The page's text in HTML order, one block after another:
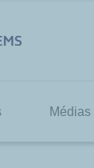
Médias